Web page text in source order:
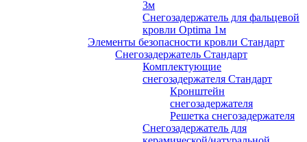
3м
Снегозадержатель для фальцевой
кровли Optima 1м
Элементы безопасности кровли Стандарт
Снегозадержатель Стандарт
Комплектующие
снегозадержателя Стандарт
Кронштейн
снегозадержателя
Решетка снегозадержателя
Снегозадержатель для